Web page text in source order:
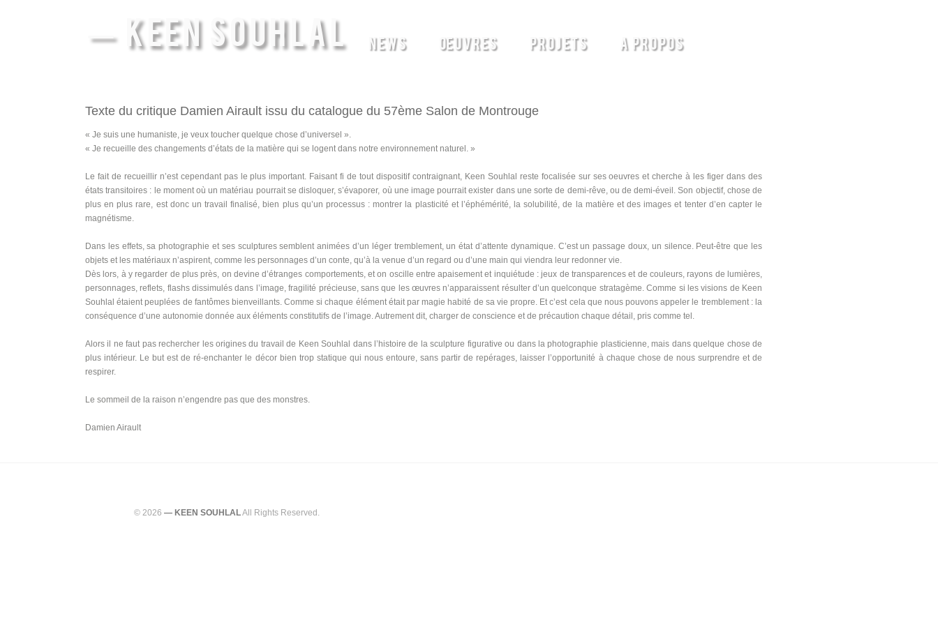
— KEEN SOUHLAL NEWS ŒUVRES PROJETS A PROPOS
Texte du critique Damien Airault issu du catalogue du 57ème Salon de Montrouge
« Je suis une humaniste, je veux toucher quelque chose d’universel ».
« Je recueille des changements d’états de la matière qui se logent dans notre environnement naturel. »
Le fait de recueillir n’est cependant pas le plus important. Faisant fi de tout dispositif contraignant, Keen Souhlal reste focalisée sur ses oeuvres et cherche à les figer dans des
états transitoires : le moment où un matériau pourrait se disloquer, s’évaporer, où une image pourrait exister dans une sorte de demi-rêve, ou de demi-éveil. Son objectif, chose de
plus en plus rare, est donc un travail finalisé, bien plus qu’un processus : montrer la plasticité et l’éphémérité, la solubilité, de la matière et des images et tenter d’en capter le
magnétisme.
Dans les effets, sa photographie et ses sculptures semblent animées d’un léger tremblement, un état d’attente dynamique. C’est un passage doux, un silence. Peut-être que les
objets et les matériaux n’aspirent, comme les personnages d’un conte, qu’à la venue d’un regard ou d’une main qui viendra leur redonner vie.
Dès lors, à y regarder de plus près, on devine d’étranges comportements, et on oscille entre apaisement et inquiétude : jeux de transparences et de couleurs, rayons de lumières,
personnages, reflets, flashs dissimulés dans l’image, fragilité précieuse, sans que les œuvres n’apparaissent résulter d’un quelconque stratagème. Comme si les visions de Keen
Souhlal étaient peuplées de fantômes bienveillants. Comme si chaque élément était par magie habité de sa vie propre. Et c’est cela que nous pouvons appeler le tremblement : la
conséquence d’une autonomie donnée aux éléments constitutifs de l’image. Autrement dit, charger de conscience et de précaution chaque détail, pris comme tel.
Alors il ne faut pas rechercher les origines du travail de Keen Souhlal dans l’histoire de la sculpture figurative ou dans la photographie plasticienne, mais dans quelque chose de
plus intérieur. Le but est de ré-enchanter le décor bien trop statique qui nous entoure, sans partir de repérages, laisser l’opportunité à chaque chose de nous surprendre et de
respirer.
Le sommeil de la raison n’engendre pas que des monstres.
Damien Airault
© 2026 — KEEN SOUHLALAll Rights Reserved.